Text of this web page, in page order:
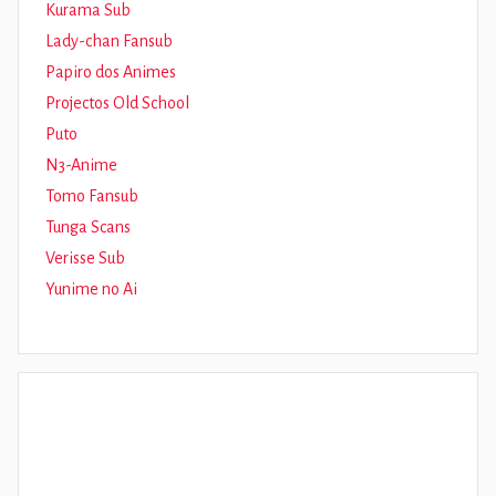
Kurama Sub
Lady-chan Fansub
Papiro dos Animes
Projectos Old School
Puto
N3-Anime
Tomo Fansub
Tunga Scans
Verisse Sub
Yunime no Ai